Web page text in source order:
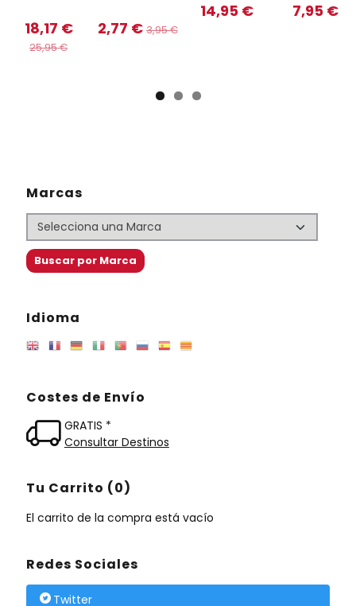
Marcas
Idioma
Costes de Envío
GRATIS *
Consultar Destinos
Tu Carrito (0)
El carrito de la compra está vacío
Redes Sociales
Twitter
18,17 €
25,95 €
2,77 € 3,95 €
14,95 €
7,95 €